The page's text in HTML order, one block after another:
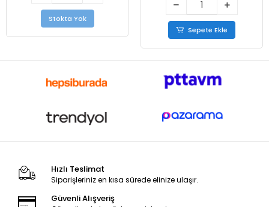
Stokta Yok
Sepete Ekle
Hızlı Teslimat
Siparişleriniz en kısa sürede elinize ulaşır.
Güvenli Alışveriş